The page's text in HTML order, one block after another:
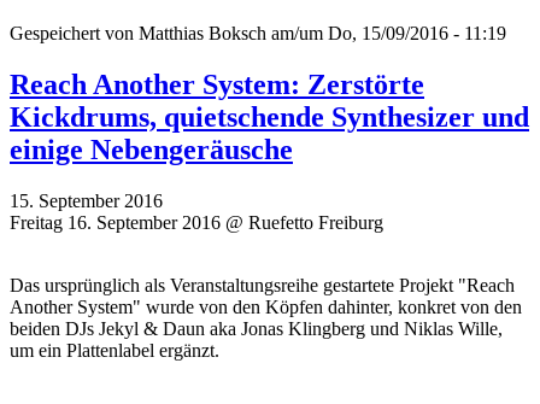
Gespeichert von Matthias Boksch am/um Do, 15/09/2016 - 11:19
Reach Another System: Zerstörte
Kickdrums, quietschende Synthesizer und
einige Nebengeräusche
15. September 2016
Freitag 16. September 2016 @ Ruefetto Freiburg
Das ursprünglich als Veranstaltungsreihe gestartete Projekt "Reach
Another System" wurde von den Köpfen dahinter, konkret von den
beiden DJs Jekyl & Daun aka Jonas Klingberg und Niklas Wille,
um ein Plattenlabel ergänzt.